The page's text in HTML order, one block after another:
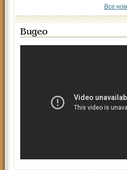
Все
Видео